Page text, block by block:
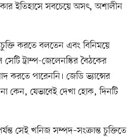
ইতিহাসে সবচেয়ে অসৎ, অশালীন
করতে বলতেন এবং বিনিময়ে
ট্রাম্প-জেলেনস্কির বৈঠকের
করতে পারেননি। জেডি ভ্যান্সের
কেন, যেভাবেই দেখা হোক, দিনটি
সেই খনিজ সম্পদ–সংক্রান্ত চুক্তিতে